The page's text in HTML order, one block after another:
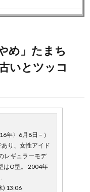
め」たまち
いとツッコ
年〉6月8日 – ）
り、女性アイド
レギュラーモデ
はO型。 2004年
) 13:06